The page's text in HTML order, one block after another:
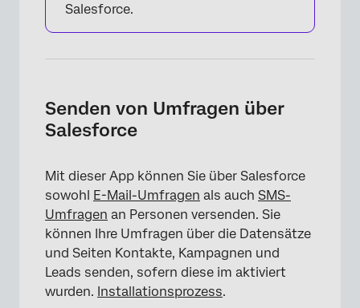
Salesforce.
Senden von Umfragen über
Salesforce
Mit dieser App können Sie über Salesforce
sowohl E-Mail-Umfragen als auch SMS-
Umfragen an Personen versenden. Sie
können Ihre Umfragen über die Datensätze
und Seiten Kontakte, Kampagnen und
Leads senden, sofern diese im aktiviert
wurden. Installationsprozess.